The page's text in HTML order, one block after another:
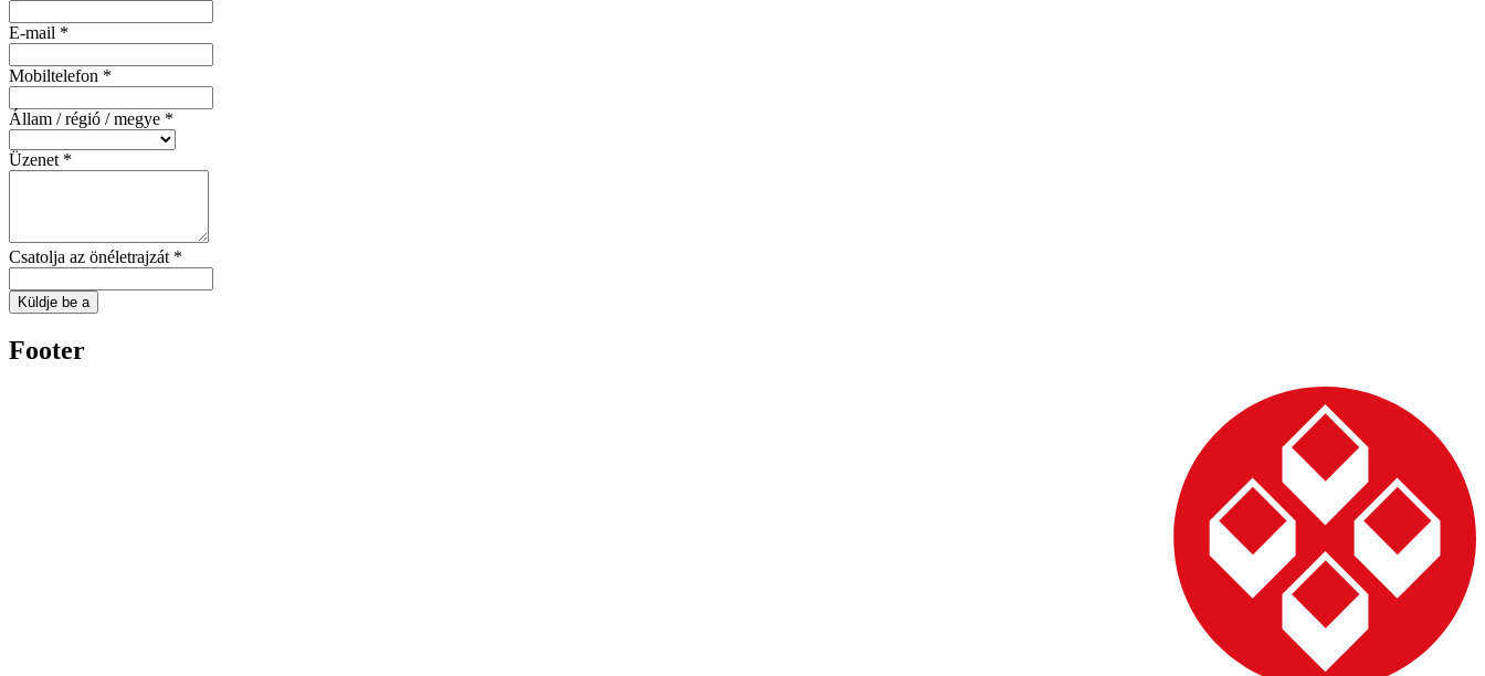
E-mail *
Mobiltelefon *
Állam / régió / megye *
Üzenet *
Csatolja az önéletrajzát *
Küldje be a
Footer